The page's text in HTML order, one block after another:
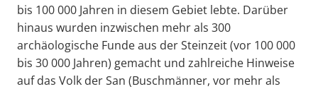
bis 100 000 Jahren in diesem Gebiet lebte. Darüber
hinaus wurden inzwischen mehr als 300
archäologische Funde aus der Steinzeit (vor 100 000
bis 30 000 Jahren) gemacht und zahlreiche Hinweise
auf das Volk der San (Buschmänner, vor mehr als